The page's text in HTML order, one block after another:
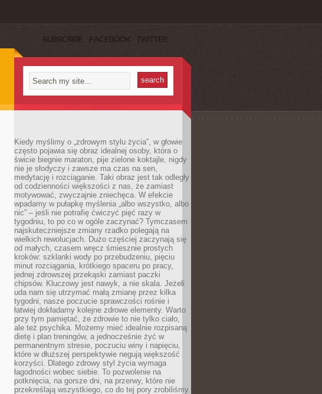
SUBSCRIBE FACEBOOK TWITTER
Kiedy myślimy o „zdrowym stylu życia”, w głowie
często pojawia się obraz idealnej osoby, która o
świcie biegnie maraton, pije zielone koktajle, nigdy
nie je słodyczy i zawsze ma czas na sen,
medytację i rozciąganie. Taki obraz jest tak odległy
od codzienności większości z nas, że zamiast
motywować, zwyczajnie zniechęca. W efekcie
wpadamy w pułapkę myślenia „albo wszystko, albo
nic” – jeśli nie potrafię ćwiczyć pięć razy w
tygodniu, to po co w ogóle zaczynać? Tymczasem
najskuteczniejsze zmiany rzadko polegają na
wielkich rewolucjach. Dużo częściej zaczynają się
od małych, czasem wręcz śmiesznie prostych
kroków: szklanki wody po przebudzeniu, pięciu
minut rozciągania, krótkiego spaceru po pracy,
jednej zdrowszej przekąski zamiast paczki
chipsów. Kluczowy jest nawyk, a nie skala. Jeżeli
uda nam się utrzymać małą zmianę przez kilka
tygodni, nasze poczucie sprawczości rośnie i
łatwiej dokładamy kolejne zdrowe elementy. Warto
przy tym pamiętać, że zdrowie to nie tylko ciało,
ale też psychika. Możemy mieć idealnie rozpisaną
dietę i plan treningów, a jednocześnie żyć w
permanentnym stresie, poczuciu winy i napięciu,
które w dłuższej perspektywie negują większość
korzyści. Dlatego zdrowy styl życia wymaga
łagodności wobec siebie. To pozwolenie na
potknięcia, na gorsze dni, na przerwy, które nie
przekreślają wszystkiego, co do tej pory zrobiliśmy.